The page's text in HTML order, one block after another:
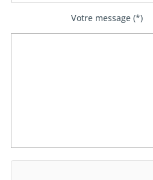
Votre message (*)